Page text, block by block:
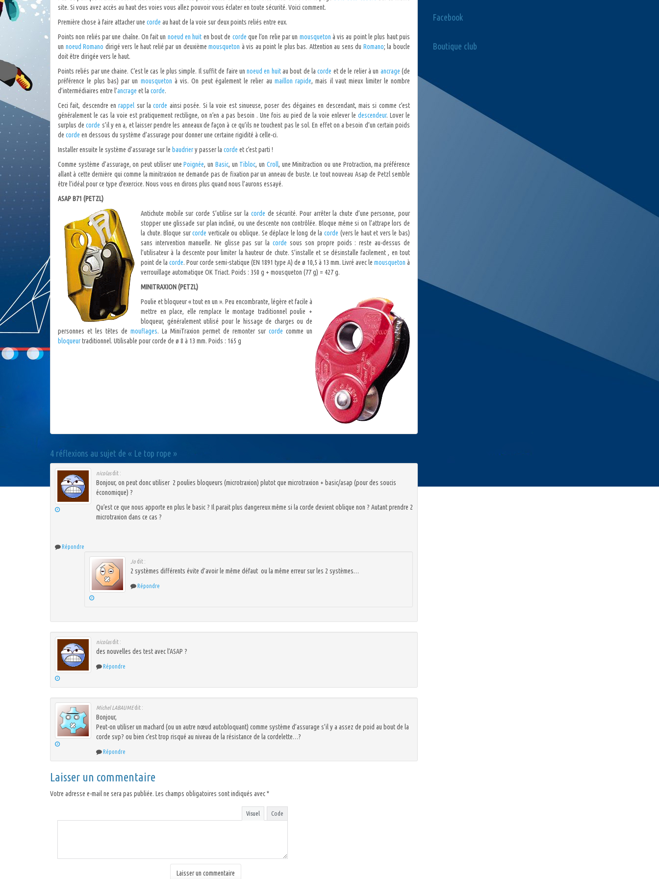
site. Si vous avez accès au haut des voies vous allez pouvoir vous éclater en toute sécurité. Voici comment.
Première chose à faire attacher une corde au haut de la voie sur deux points reliés entre eux.
Points non reliés par une chaîne. On fait un noeud en huit en bout de corde que l’on relie par un mousqueton à vis au point le plus haut puis
un noeud Romano dirigé vers le haut relié par un deuxièmemousqueton à vis au point le plus bas. Attention au sens du Romano; la boucle
doit être dirigée vers le haut.
Points reliés par une chaine. C’est le cas le plus simple. Il suffit de faire unnoeud en huitau bout de lacorde et de le relier à un ancrage(de
préférence le plus bas) par un mousqueton à vis. On peut également le relier au maillon rapide, mais il vaut mieux limiter le nombre
d’intermédiaires entre l’ancrage et la corde.
Ceci fait, descendre enrappel sur lacorde ainsi posée. Si la voie est sinueuse, poser des dégaines en descendant, mais si comme c’est
généralement le cas la voie est pratiquement rectiligne, on n’en a pas besoin . Une fois au pied de la voie enlever le descendeur. Lover le
surplus decorde s’il y en a, et laisser pendre les anneaux de façon à ce qu’ils ne touchent pas le sol. En effet on a besoin d’un certain poids
de corde en dessous du système d’assurage pour donner une certaine rigidité à celle-ci.
Installer ensuite le système d’assurage sur le baudriery passer la corde et c’est parti !
Comme système d’assurage, on peut utiliser unePoignée, un Basic, un Tibloc, un Croll, une Minitraction ou une Protraction, ma préférence
allant à cette dernière qui comme la minitraxion ne demande pas de fixation par un anneau de buste. Le tout nouveau Asap de Petzl semble
être l’idéal pour ce type d’exercice. Nous vous en dirons plus quand nous l’aurons essayé.
ASAP B71 (PETZL)
Antichute mobile sur corde S’utilise sur la corde de sécurité. Pour arrêter la chute d’une personne, pour
stopper une glissade sur plan incliné, ou une descente non contrôlée. Bloque même si on l’attrape lors de
la chute. Bloque surcorde verticale ou oblique. Se déplace le long de lacorde (vers le haut et vers le bas)
sans intervention manuelle. Ne glisse pas sur la corde sous son propre poids : reste au-dessus de
l’utilisateur à la descente pour limiter la hauteur de chute. S’installe et se désinstalle facilement , en tout
point de la corde. Pour corde semi-statique (EN 1891 type A) de ø 10,5 à 13 mm. Livré avec le mousqueton à
verrouillage automatique OK Triact. Poids : 350 g + mousqueton (77 g) = 427 g.
MINITRAXION (PETZL)
Poulie et bloqueur « tout en un ». Peu encombrante, légère et facile à
mettre en place, elle remplace le montage traditionnel poulie +
bloqueur, généralement utilisé pour le hissage de charges ou de
personnes et les têtes de mouflages. La MiniTraxion permet de remonter sur corde comme un
bloqueurtraditionnel. Utilisable pour corde de ø 8 à 13 mm. Poids : 165 g
4 réflexions au sujet de « Le top rope »
nicolas dit :
Bonjour, on peut donc utiliser 2 poulies bloqueurs (microtraxion) plutot que microtraxion + basic/asap (pour des soucis
économique) ?
Qu’est ce que nous apporte en plus le basic ? Il parait plus dangereux même si la corde devient oblique non ? Autant prendre 2
microtraxion dans ce cas ?
Répondre
Jo dit :
2 systèmes différents évite d’avoir le même défaut ou la même erreur sur les 2 systèmes…
Répondre
nicolas dit :
des nouvelles des test avec l’ASAP ?
Répondre
Michel LABAUME dit :
Bonjour,
Peut-on utiliser un machard (ou un autre nœud autobloquant) comme système d’assurage s’il y a assez de poid au bout de la
corde svp? ou bien c’est trop risqué au niveau de la résistance de la cordelette…?
Répondre
Laisser un commentaire
Votre adresse e-mail ne sera pas publiée. Les champs obligatoires sont indiqués avec*
Visuel Code
Facebook
Boutique club